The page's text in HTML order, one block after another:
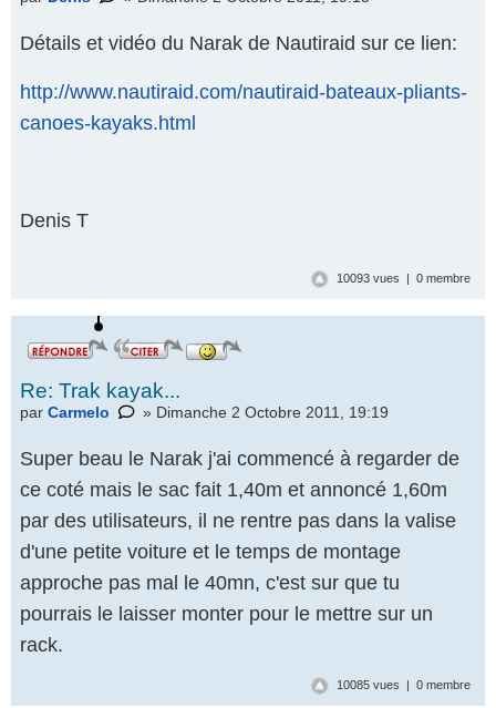
Détails et vidéo du Narak de Nautiraid sur ce lien:
http://www.nautiraid.com/nautiraid-bateaux-pliants-
canoes-kayaks.html
Denis T
10093 vues | 0 membre
Re: Trak kayak...
par Carmelo » Dimanche 2 Octobre 2011, 19:19
Super beau le Narak j'ai commencé à regarder de
ce coté mais le sac fait 1,40m et annoncé 1,60m
par des utilisateurs, il ne rentre pas dans la valise
d'une petite voiture et le temps de montage
approche pas mal le 40mn, c'est sur que tu
pourrais le laisser monter pour le mettre sur un
rack.
10085 vues | 0 membre